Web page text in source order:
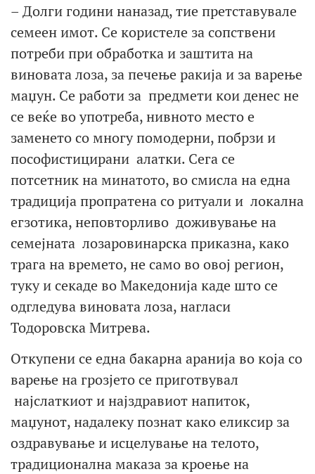
– Долги години наназад, тие претставувале
семеен имот. Се користеле за сопствени
потреби при обработка и заштита на
виновата лоза, за печење ракија и за варење
маџун. Се работи за предмети кои денес не
се веќе во употреба, нивното место е
заменето со многу помодерни, побрзи и
пософистицирани алатки. Сега се
потсетник на минатото, во смисла на една
традиција пропратена со ритуали и локална
егзотика, неповторливо доживување на
семејната лозаровинарска приказна, како
трага на времето, не само во овој регион,
туку и секаде во Македонија каде што се
одгледува виновата лоза, нагласи
Тодоровска Митрева.
Откупени се една бакарна аранија во која со
варење на грозјето се приготвувал
најслаткиот и најздравиот напиток,
маџунот, надалеку познат како еликсир за
оздравување и исцелување на телото,
традиционална маказа за кроење на